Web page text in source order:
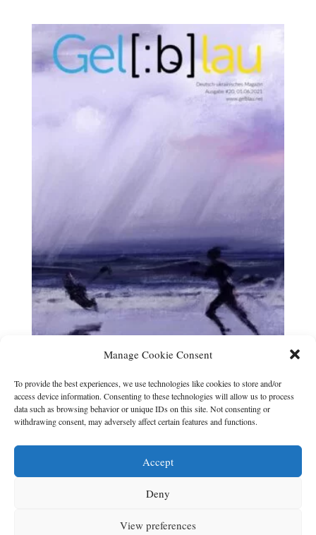
Manage Cookie Consent
To provide the best experiences, we use technologies like cookies to store and/or
access device information. Consenting to these technologies will allow us to process
data such as browsing behavior or unique IDs on this site. Not consenting or
withdrawing consent, may adversely affect certain features and functions.
Accept
Deny
View preferences
Gel[:b]lau #20
Введіть ціну, за яку ви придбаєте журнал (€)
*